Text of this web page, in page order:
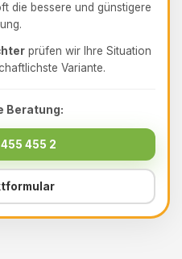
die bessere und günstigere
prüfen wir Ihre Situation
Variante.
Beratung:
455 2